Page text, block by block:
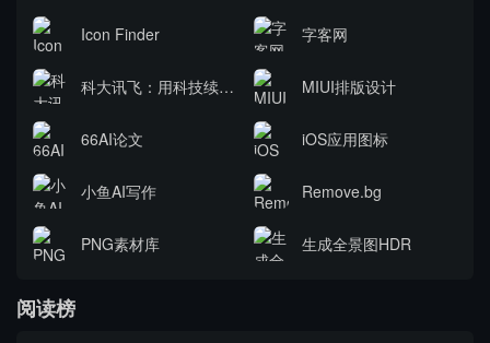
Icon Finder 字客网
科大讯飞：用科技续写“AI+”与重庆的故事 MIUI排版设计
66AI论文 iOS应用图标
小鱼AI写作 Remove.bg
PNG素材库 生成全景图HDR
阅读榜